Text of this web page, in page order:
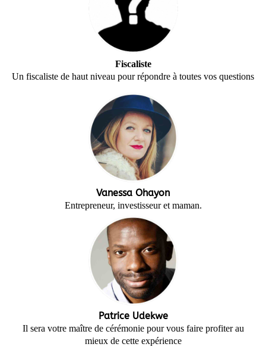
Fiscaliste
Un fiscaliste de haut niveau pour répondre à toutes vos questions
Vanessa Ohayon
Entrepreneur, investisseur et maman.
Patrice Udekwe
Il sera votre maître de cérémonie pour vous faire profiter au
mieux de cette expérience